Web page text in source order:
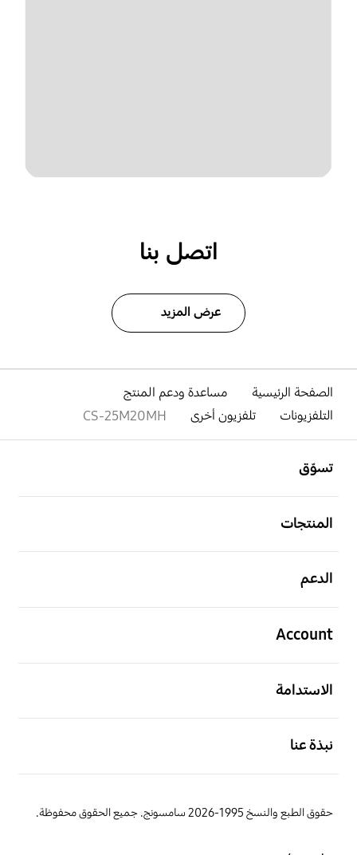
اتصل بنا
عرض المزيد
الصفحة الرئيسية
مساعدة ودعم المنتج
التلفزيونات
تلفزيون أخرى CS-25M20MH
تسوّق
المنتجات
الدعم
Account
الاستدامة
نبذة عنا
حقوق الطبع والنسخ 1995-2026 سامسونج. جميع الحقوق محفوظة.